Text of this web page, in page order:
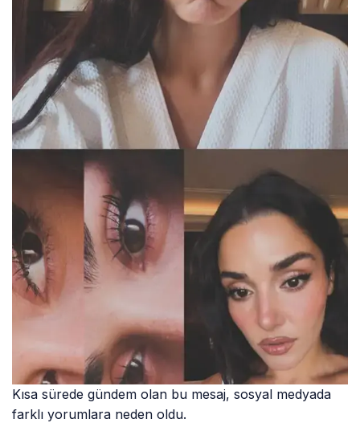
Kısa sürede gündem olan bu mesaj, sosyal medyada
farklı yorumlara neden oldu.